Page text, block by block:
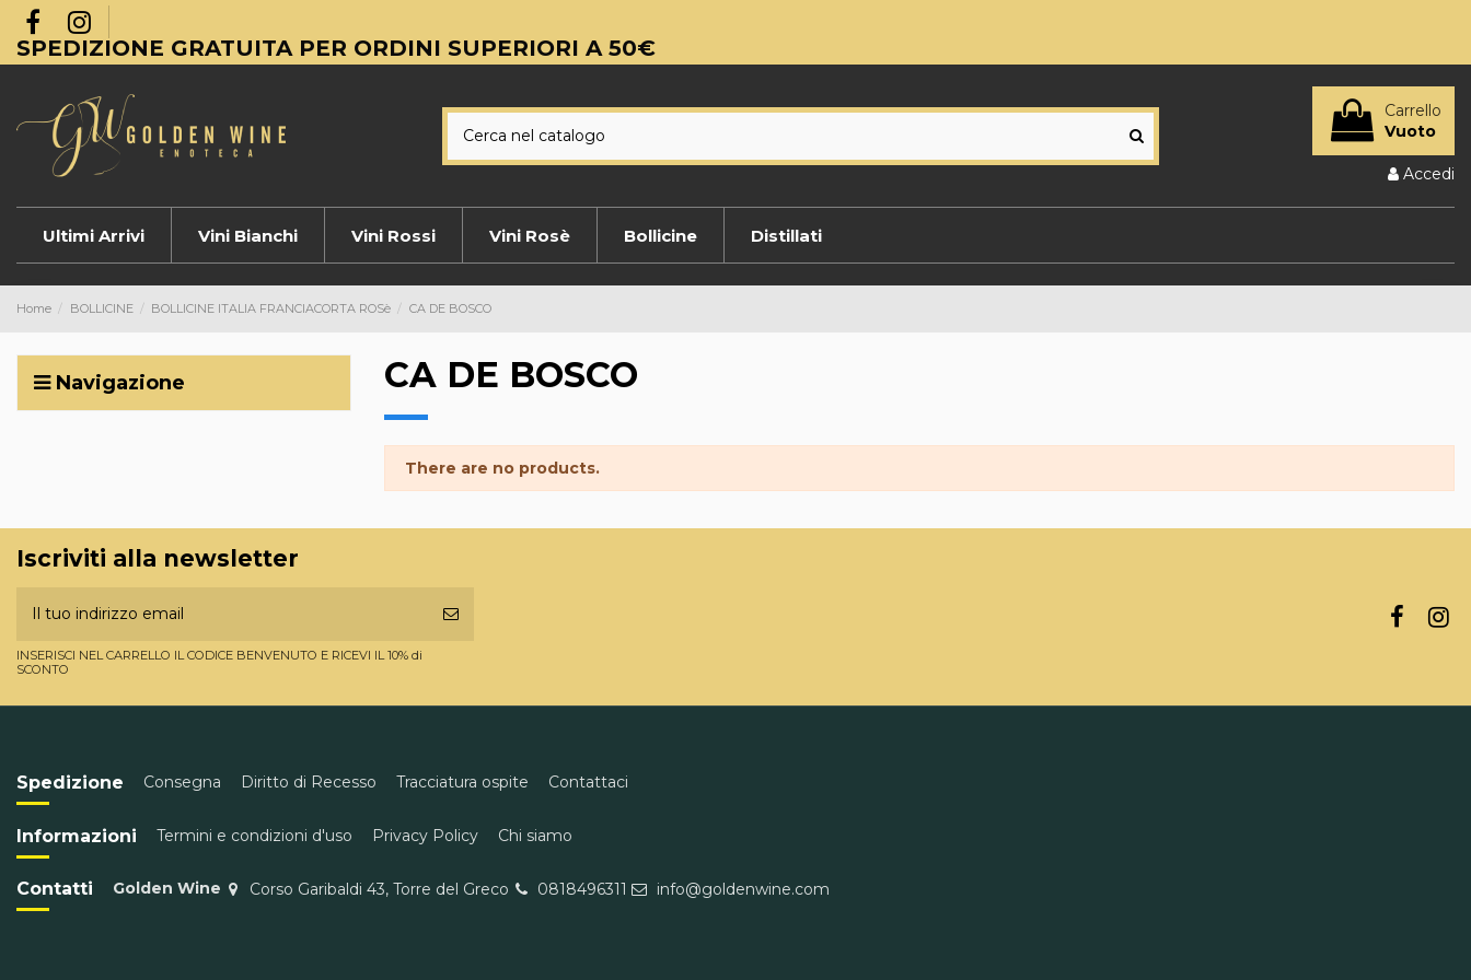
SPEDIZIONE GRATUITA PER ORDINI SUPERIORI A 50€
Carrello
Vuoto
Accedi
Ultimi Arrivi Vini Bianchi Vini Rossi Vini Rosè Bollicine Distillati
Home BOLLICINE BOLLICINE ITALIA FRANCIACORTA ROSè CA DE BOSCO
CA DE BOSCO
There are no products.
Navigazione
Iscriviti alla newsletter
INSERISCI NEL CARRELLO IL CODICE BENVENUTO E RICEVI IL 10% di
SCONTO
Spedizione Consegna Diritto di Recesso Tracciatura ospite Contattaci
Informazioni Termini e condizioni d'uso Privacy Policy Chi siamo
Contatti Golden Wine Corso Garibaldi 43, Torre del Greco 0818496311 info@goldenwine.com